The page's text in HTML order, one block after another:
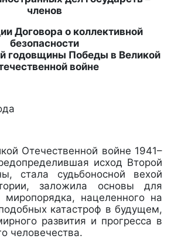
членов
Договора о коллективной
безопасности
годовщины Победы в Великой
войне
Отечественной войне 1941–
исход Второй
стала судьбоносной вехой
заложила основы для
миропорядка, нацеленного на
катастроф в будущем,
развития и прогресса в
человечества.